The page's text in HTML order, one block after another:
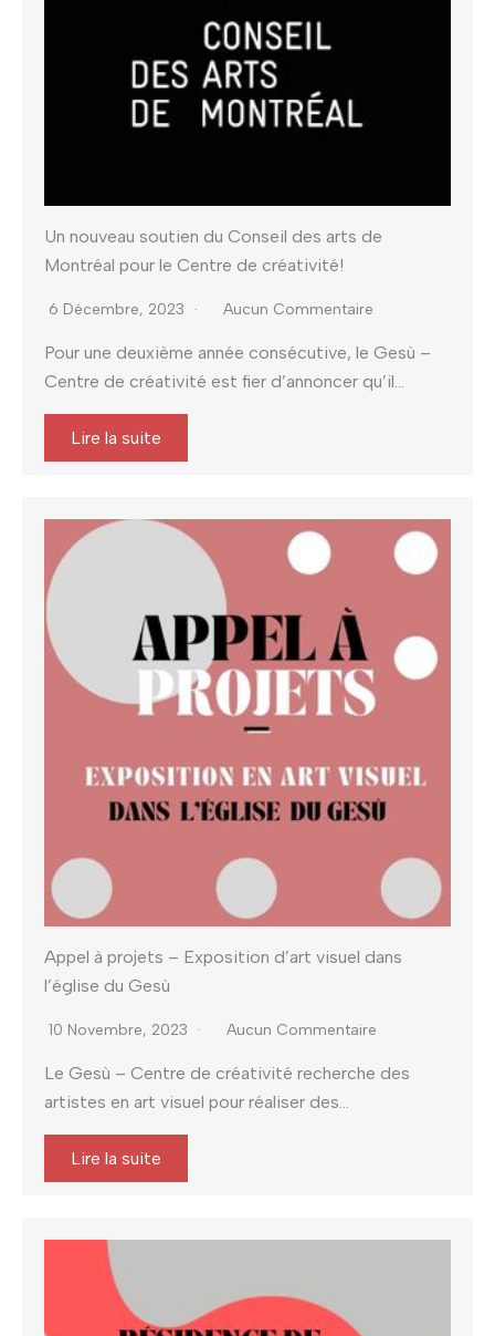
Un nouveau soutien du Conseil des arts de
Montréal pour le Centre de créativité!
6 Décembre, 2023 Aucun Commentaire
Pour une deuxième année consécutive, le Gesù –
Centre de créativité est fier d’annoncer qu’il...
Lire la suite
Appel à projets – Exposition d’art visuel dans
l’église du Gesù
10 Novembre, 2023 Aucun Commentaire
Le Gesù – Centre de créativité recherche des
artistes en art visuel pour réaliser des...
Lire la suite